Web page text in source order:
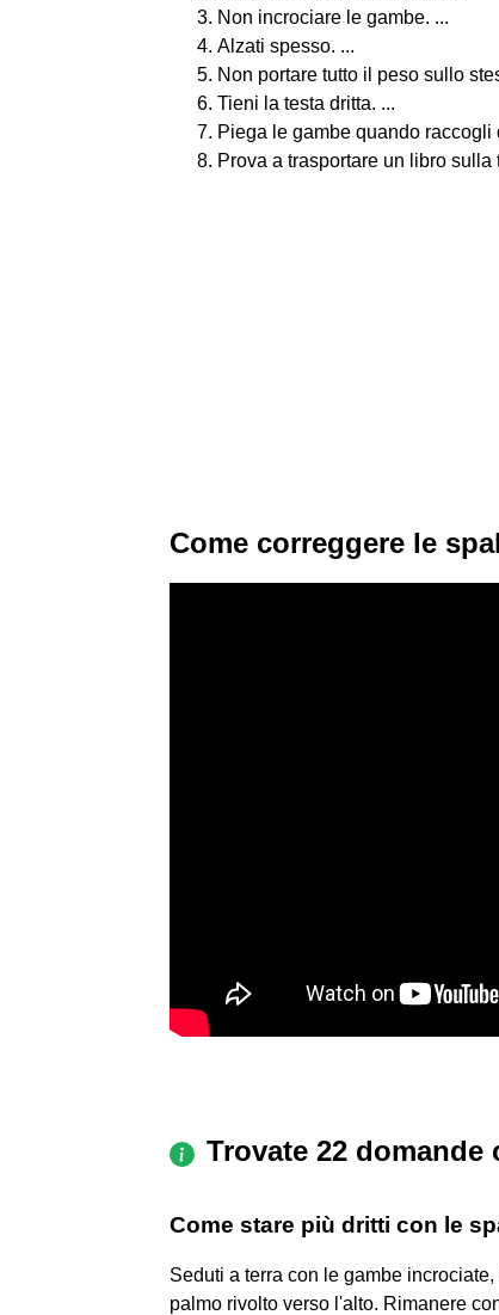
Non incrociare le gambe. ...
Alzati spesso. ...
Non portare tutto il peso sullo
Tieni la testa dritta. ...
Piega le gambe quando raccogli
Prova a trasportare un libro sulla
Come correggere le
Trovate 22 domande
Come stare più dritti con le
Seduti a terra con le gambe
palmo rivolto verso l'alto. Rimanere